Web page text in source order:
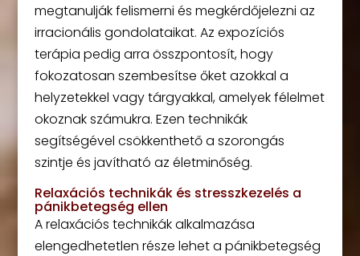
megtanulják felismerni és megkérdőjelezni az
irracionális gondolataikat. Az expozíciós
terápia pedig arra összpontosít, hogy
fokozatosan szembesítse őket azokkal a
helyzetekkel vagy tárgyakkal, amelyek félelmet
okoznak számukra. Ezen technikák
segítségével csökkenthető a szorongás
szintje és javítható az életminőség.
Relaxációs technikák és stresszkezelés a
pánikbetegség ellen
A relaxációs technikák alkalmazása
elengedhetetlen része lehet a pánikbetegség